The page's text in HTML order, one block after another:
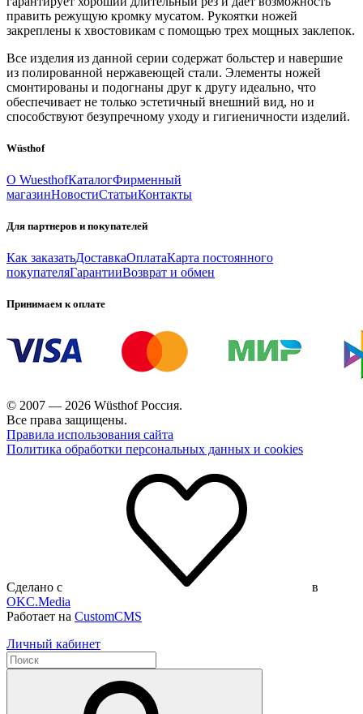
править режущую кромку мусатом. Рукоятки ножей
закреплены к хвостовикам с помощью трех мощных заклепок.
Все изделия из данной серии содержат больстер и навершие
из полированной нержавеющей стали. Элементы ножей
смонтированы и подогнаны друг к другу идеально, что
обеспечивает не только эстетичный внешний вид, но и
способствуют безупречному уходу и гигиеничности изделий.
Wüsthof
О WuesthofКаталогФирменный
магазинНовостиСтатьиКонтакты
Для партнеров и покупателей
Как заказатьДоставкаОплатаКарта постоянного
покупателяГарантииВозврат и обмен
Принимаем к оплате
© 2007 — 2026 Wüsthof Россия.
Все права защищены.
Правила использования сайта
Политика обработки персональных данных и cookies
Сделано с
в
OKC.Media
Работает на CustomCMS
Личный кабинет